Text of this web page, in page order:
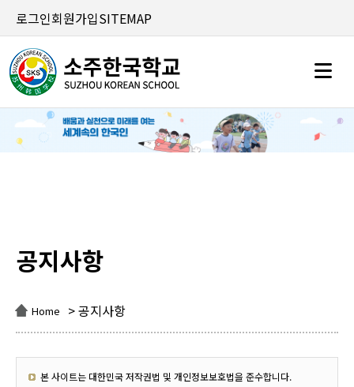
로그인회원가입SITEMAP
공지사항
Home > 공지사항
본 사이트는 대한민국 저작권법 및 개인정보보호법을 준수합니다.